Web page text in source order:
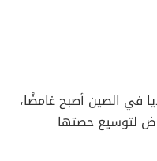
إنفيدياH20،
التقنية الصينية مثل